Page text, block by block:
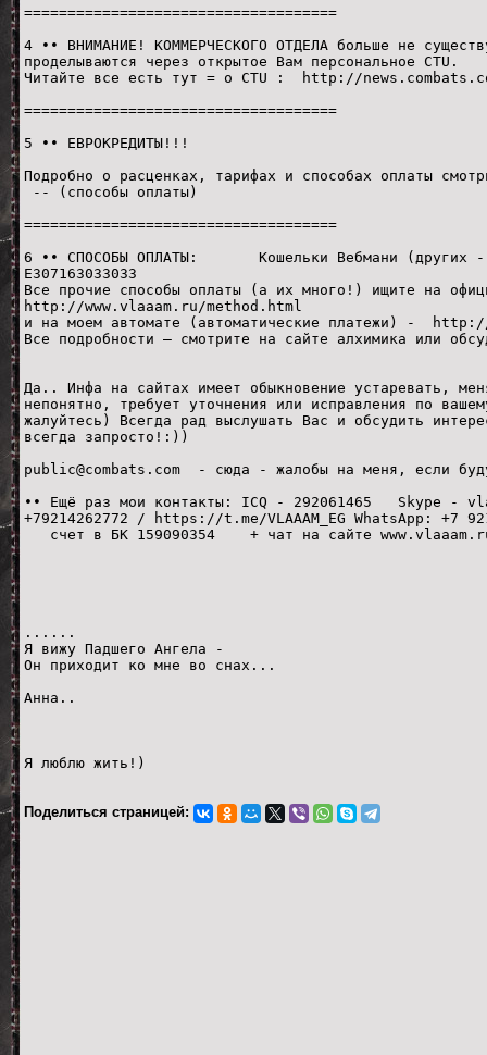
====================================
4 •• ВНИМАНИЕ! КОММЕРЧЕСКОГО ОТДЕЛА больше не
проделываются через открытое Вам персональное CTU.
Читайте все есть тут = о CTU : http://
====================================
5 •• ЕВРОКРЕДИТЫ!!!
Подробно о расценках, тарифах и способах
-- (способы оплаты)
====================================
6 •• СПОСОБЫ ОПЛАТЫ: Кошельки Вебмани
E307163033033
Все прочие способы оплаты (а их много!) ищите на
http://www.vlaaam.ru/method.html
и на моем автомате (автоматические платежи) -
Все подробности – смотрите на сайте алхимика или
Да.. Инфа на сайтах имеет обыкновение устаревать,
непонятно, требует уточнения или исправления по
жалуйтесь) Всегда рад выслушать Вас и обсудить
всегда запросто!:))
public@combats.com - сюда - жалобы на меня, если
•• Ещё раз мои контакты: ICQ - 292061465 Skype
+79214262772 / https://t.me/VLAAAM_EG WhatsApp: +7
счет в БК 159090354 + чат на сайте
......
Я вижу Падшего Ангела -
Он приходит ко мне во снах...
Анна..
Я люблю жить!)
Поделиться страницей: